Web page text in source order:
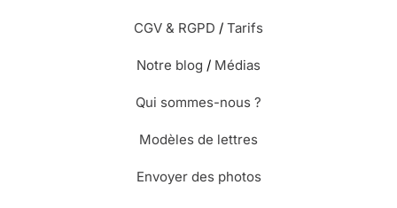
CGV & RGPD / Tarifs
Notre blog / Médias
Qui sommes-nous ?
Modèles de lettres
Envoyer des photos